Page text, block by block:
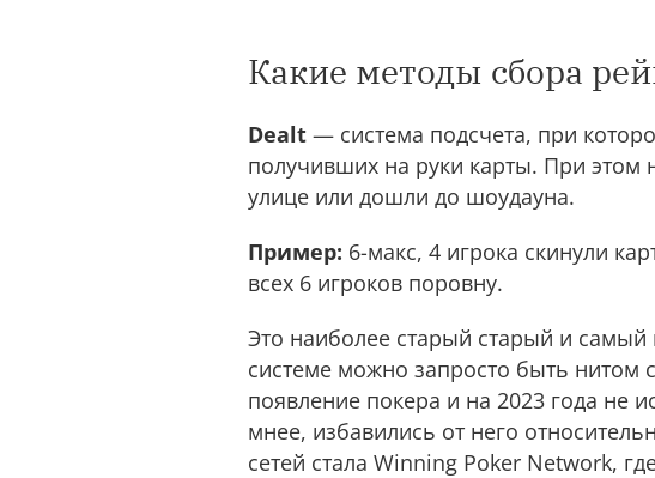
Какие методы сбора
Dealt — система подсчета, при
получивших на руки карты. При этом
улице или дошли до шоудауна.
Пример: 6-макс, 4 игрока скинули
всех 6 игроков поровну.
Это наиболее старый старый и
системе можно запросто быть нитом
появление покера и на 2023 года не
мнее, избавились от него
сетей стала Winning Poker Network,